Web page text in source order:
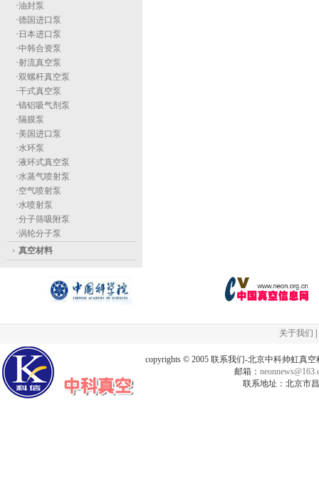
·油封泵
·德国进口泵
· 日本进口泵
·中韩合资泵
·射流真空泵
·双螺杆真空泵
·干式真空泵
·镐铝吸气剂泵
· 隔膜泵
·美国进口泵
·水环泵
·液环式真空泵
·水蒸气喷射泵
·空气喷射泵
·水喷射泵
·分子筛吸附泵
·涡轮分子泵
真空材料
关于我们
copyrights © 2005 联系我们-北京中科帅虹真
邮箱：
联系地址：北京市